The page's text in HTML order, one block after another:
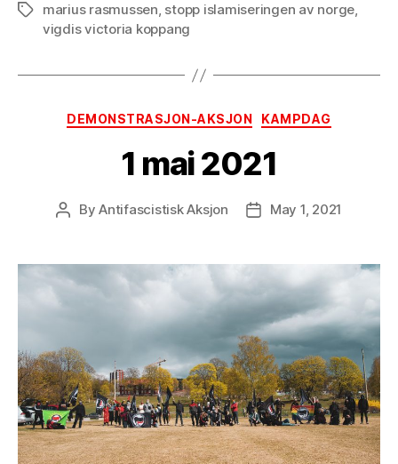
Tagsmarius rasmussen, stopp islamiseringen av norge,
vigdis victoria koppang
Categories
DEMONSTRASJON-AKSJON KAMPDAG
1 mai 2021
PostByAntifascistisk Aksjon
PostMay 1, 2021